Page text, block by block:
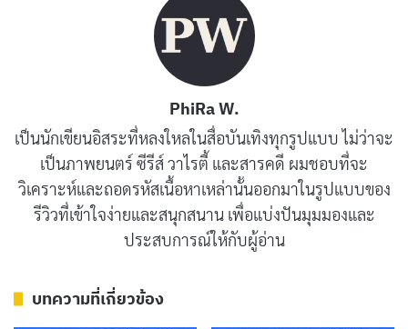
เดวิด เบอร์โควิตซ์ ตัวเมืองนิวยอร์กที่กลายเป็นฉากหลังของ
ความโกลาหล ไปจนถึงสไตล์การเล่าเรื่องที่ทำให้สารคดีชุดนี้
2025 หากคุณรัก
หรืออยากรู้ว่าเกิดอะไรขึ้นในยุคที่เมืองใหญ่
ถูกฆาตกรต่อเนื่องครอบงำ บทความนี้จะตอบทุกคำถาม
ของคุณ!
PhiRa W.
เป็นนักเขียนอิสระที่หลงใหลในสื่อบันเทิงทุกรูปแบบ ไม่ว่าจะ
เป็นภาพยนตร์ ซีรีส์ วาไรตี้ และสารคดี ผมชอบที่จะ
วิเคราะห์และถอดรหัสเนื้อหาเหล่านั้นออกมาในรูปแบบของ
รีวิวที่เข้าใจง่ายและสนุกสนาน เพื่อแบ่งปันมุมมองและ
ประสบการณ์ให้กับผู้อ่าน
บทความที่เกี่ยวข้อง